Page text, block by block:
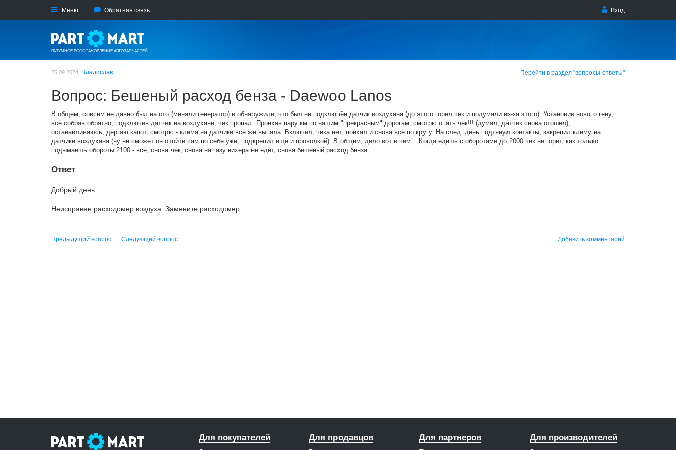
Меню Обратная связь Вход
РАЗУМНОЕ ВОССТАНОВЛЕНИЕ АВТОЗАПЧАСТЕЙ
25.09.2024 Владислав Перейти в раздел "вопросы-ответы"
Вопрос: Бешеный расход бенза - Daewoo Lanos
В общем, совсем не давно был на сто (меняли генератор) и обнаружили, что был не подключён датчик воздухана (до этого горел чек и подумали из-за этого). Установив нового гену,
всё собрав обратно, подключив датчик на воздухане, чек пропал. Проехав пару км по нашим "прекрасным" дорогам, смотрю опять чек!!! (думал, датчик снова отошел),
останавливаюсь, дёргаю капот, смотрю - клема на датчике всё же выпала. Включил, чека нет, поехал и снова всё по кругу. На след. день подтянул контакты, закрепил клему на
датчике воздухана (ну не сможет он отойти сам по себе уже, подкрепил ещё и проволкой). В общем, дело вот в чём... Когда едешь с оборотами до 2000 чек не горит, как только
подымаешь обороты 2100 - всё, снова чек, снова на газу нихера не едет, снова бешеный расход бенза.
Ответ
Добрый день.
Неисправен расходомер воздуха. Замените расходомер.
Предыдущий вопрос Следующий вопрос Добавить комментарий
Для покупателей Для продавцов Для партнеров Для производителей